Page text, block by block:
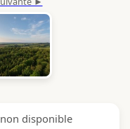
non disponible